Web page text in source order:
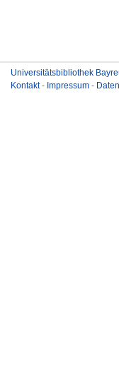
Universitätsbibliothek
Kontakt- Impressum -